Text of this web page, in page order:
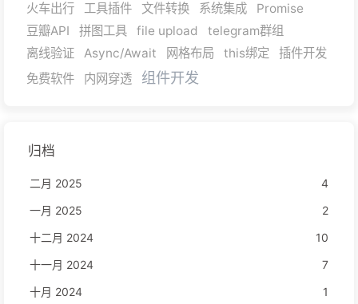
火车出行
工具插件 文件转换 系统集成
Promise
豆瓣API
拼图工具 file upload
telegram群组
离线验证
Async/Await 网格布局 this绑定
插件开发
免费软件
内网穿透 组件开发
归档
二月 2025
4
一月 2025
2
十二月 2024
10
十一月 2024
7
十月 2024
1